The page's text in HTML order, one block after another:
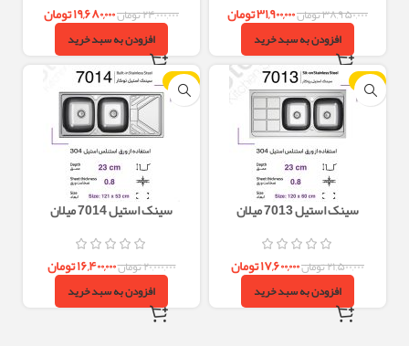
۳۸,۹۵۰,۰۰۰تومان۳۱,۹۰۰,۰۰۰تومان
افزودن به سبد خرید
۲۴,۰۰۰,۰۰۰تومان۱۹,۶۸۰,۰۰۰تومان
افزودن به سبد خرید
-18%
سینک استیل 7013 میلان
۲۱,۵۰۰,۰۰۰تومان۱۷,۶۰۰,۰۰۰تومان
افزودن به سبد خرید
-18%
سینک استیل 7014 میلان
۲۰,۰۰۰,۰۰۰تومان۱۶,۴۰۰,۰۰۰تومان
افزودن به سبد خرید